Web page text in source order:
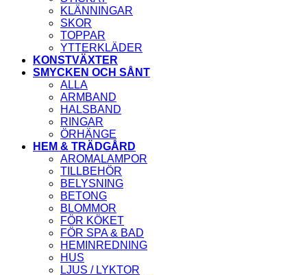
KLÄNNINGAR
SKOR
TOPPAR
YTTERKLÄDER
KONSTVÄXTER
SMYCKEN OCH SÅNT
ALLA
ARMBAND
HALSBAND
RINGAR
ÖRHÄNGE
HEM & TRÄDGÅRD
AROMALAMPOR
TILLBEHÖR
BELYSNING
BETONG
BLOMMOR
FÖR KÖKET
FÖR SPA & BAD
HEMINREDNING
HUS
LJUS / LYKTOR